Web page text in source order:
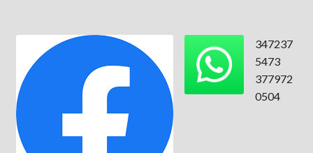
347237
5473
377972
0504